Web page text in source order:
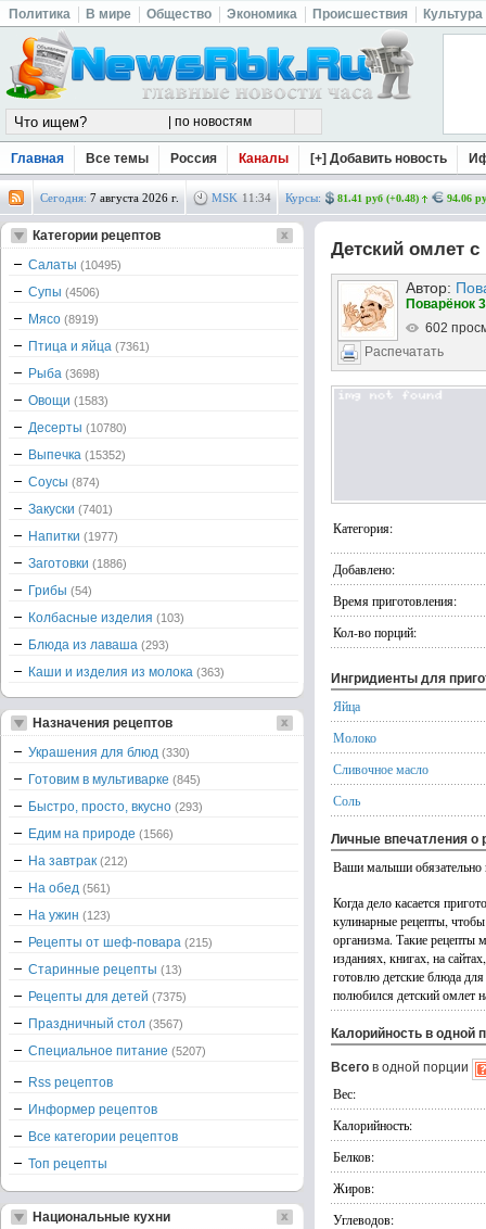
Политика В мире Общество Экономика Происшествия Культура
Главная Все темы Россия Каналы [+] Добавить новость
Сегодня: 7 августа 2026 г. MSK 11 :34 Курсы: 81.41 руб (+0.48) 94.06
Детский омлет
Автор:
Поварёнок
602
Распечатать
Категория:
Добавлено:
Время приготовления:
Кол-во порций:
Ингридиенты для
Яйца
Молоко
Сливочное масло
Соль
Личные впечатления о
Ваши малыши
Когда дело касается
кулинарные рецепты,
организма. Такие рецепты
изданиях, книгах, на
готовлю детские блюда
полюбился детский омлет
Калорийность в одной
Всего в одной порции
Вес:
Калорийность:
Белков:
Жиров:
Углеводов:
Категории рецептов
Салаты (10495)
Супы (4506)
Мясо (8919)
Птица и яйца (7361)
Рыба (3698)
Овощи (1583)
Десерты (10780)
Выпечка (15352)
Соусы (874)
Закуски (7401)
Напитки (1977)
Заготовки (1886)
Грибы (54)
Колбасные изделия (103)
Блюда из лаваша (293)
Каши и изделия из молока (363)
Назначения рецептов
Украшения для блюд (330)
Готовим в мультиварке (845)
Быстро, просто, вкусно (293)
Едим на природе (1566)
На завтрак (212)
На обед (561)
На ужин (123)
Рецепты от шеф-повара (215)
Старинные рецепты (13)
Рецепты для детей (7375)
Праздничный стол (3567)
Специальное питание (5207)
Rss рецептов
Информер рецептов
Все категории рецептов
Топ рецепты
Национальные кухни